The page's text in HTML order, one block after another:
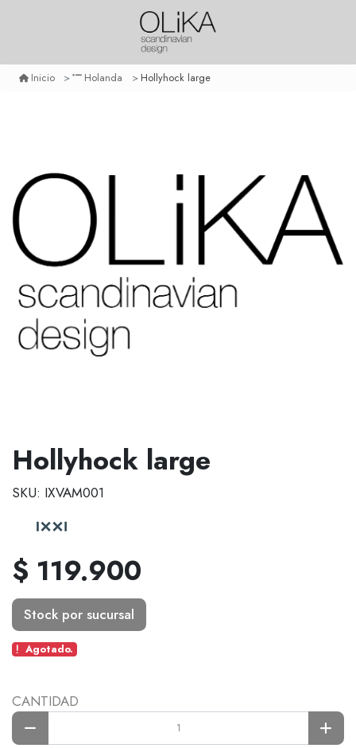
Inicio Holanda Hollyhock large
Hollyhock large
SKU: IXVAM001
$ 119.900
Stock por sucursal
Agotado.
CANTIDAD